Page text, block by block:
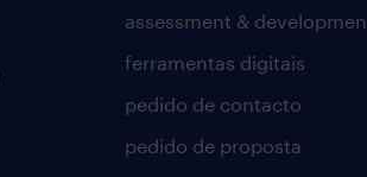
assessment &
ferramentas digitais
pedido de contacto
pedido de proposta